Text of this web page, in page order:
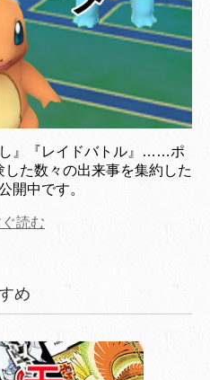
し』『レイドバトル』……ポ
た数々の出来事を集約した
開中です。
読む
め